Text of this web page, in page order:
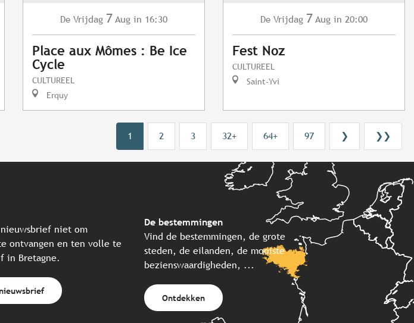
De Vrijdag 7 Aug in 16:30
Place aux Mômes : Be Ice
Cycle
CULTUREEL
Erquy
De Vrijdag 7 Aug in 20:00
Fest Noz
CULTUREEL
Saint-Yvi
1 2 3 32+ 64+ 97 ❯ ❯❯
niet om
ontvangen en ten volle te
in Bretagne.
De bestemmingen
Vind de bestemmingen, de grote
steden, de eilanden, de mooiste
bezienswaardigheden, ...
Ontdekken